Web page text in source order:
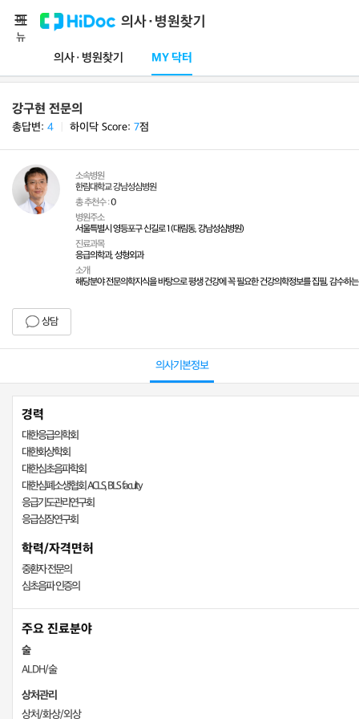
의사·병원찾기
의사·병원찾기 MY 닥터
메
뉴
강구현 전문의
총답변: 4 하이닥 Score: 7점
소속병원
한림대학교 강남성심병원
총 추천수 :0
병원주소
서울특별시 영등포구 신길로 1 (대림동, 강남성심병원)
진료과목
응급의학과, 성형외과
소개
해당분야 전문의학지식을 바탕으로 평생 건강에 꼭 필요한 건강의학정보를 집필, 감수하
상담
의사기본정보
경력
대한응급의학회
대한화상학회
대한심초음파학회
대한심폐소생협회 ACLS, BLS faculty
응급기도관리연구회
응급심장연구회
학력/자격면허
중환자 전문의
심초음파 인증의
주요 진료분야
술
ALDH/술
상처관리
상처/화상/외상